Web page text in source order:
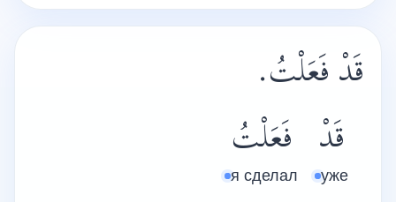
قَدْ فَعَلْتُ.
قَدْ
уже
فَعَلْتُ
я сделал